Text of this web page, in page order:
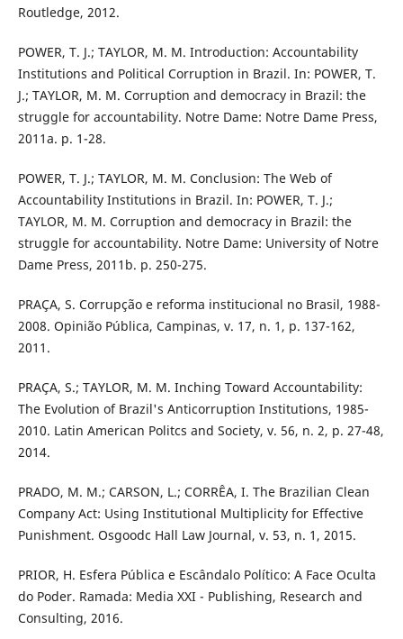
Routledge, 2012.
POWER, T. J.; TAYLOR, M. M. Introduction: Accountability
Institutions and Political Corruption in Brazil. In: POWER, T.
J.; TAYLOR, M. M. Corruption and democracy in Brazil: the
struggle for accountability. Notre Dame: Notre Dame Press,
2011a. p. 1-28.
POWER, T. J.; TAYLOR, M. M. Conclusion: The Web of
Accountability Institutions in Brazil. In: POWER, T. J.;
TAYLOR, M. M. Corruption and democracy in Brazil: the
struggle for accountability. Notre Dame: University of Notre
Dame Press, 2011b. p. 250-275.
PRAÇA, S. Corrupção e reforma institucional no Brasil, 1988-
2008. Opinião Pública, Campinas, v. 17, n. 1, p. 137-162,
2011.
PRAÇA, S.; TAYLOR, M. M. Inching Toward Accountability:
The Evolution of Brazil's Anticorruption Institutions, 1985-
2010. Latin American Politcs and Society, v. 56, n. 2, p. 27-48,
2014.
PRADO, M. M.; CARSON, L.; CORRÊA, I. The Brazilian Clean
Company Act: Using Institutional Multiplicity for Effective
Punishment. Osgoodc Hall Law Journal, v. 53, n. 1, 2015.
PRIOR, H. Esfera Pública e Escândalo Político: A Face Oculta
do Poder. Ramada: Media XXI - Publishing, Research and
Consulting, 2016.